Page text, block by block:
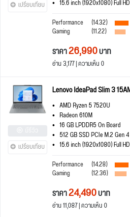
เปรียบเทียบ
15.6 inch (1920x1080) Full HD
Performance
(14.32)
Gaming (11.22)
ราคา26,990บาท
อ่าน 3,177 | ความเห็น 0
เปรียบเทียบ
Lenovo IdeaPad Slim 3
AMD Ryzen 5 7520U
Radeon 610M
16 GB LPDDR5 On Board
512 GB SSD PCIe M.2 Gen 4
15.6 inch (1920x1080) Full HD
Performance
(14.28)
Gaming (12.36)
ราคา24,490บาท
อ่าน 11,087 | ความเห็น 0